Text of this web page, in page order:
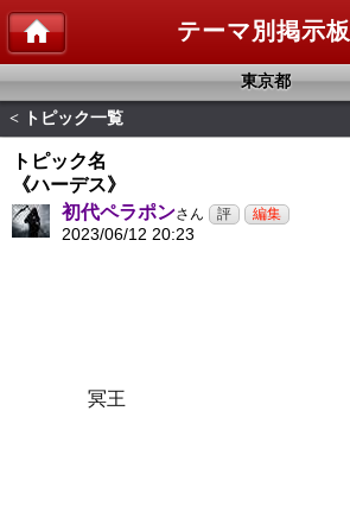
テーマ別掲示板
東京都
< トピック一覧
トピック名
《ハーデス》
初代ペラポンさん
2023/06/12 20:23
冥王